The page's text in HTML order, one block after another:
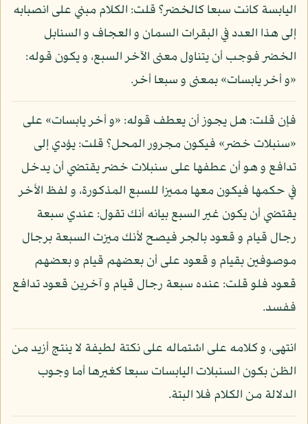
اليابسة كانت سبعا كالخضر؟ قلت: الكلام مبني على انصبابه
إلى هذا العدد في البقرات السمان و العجاف و السنابل
الخضر فوجب أن يتناول معنى الآخر السبع، و يكون قوله:
«و أخر يابسات» بمعنى و سبعا أخر.
فإن قلت: هل يجوز أن يعطف قوله: «و أخر يابسات» على
«سنبلات خضر» فيكون مجرور المحل؟ قلت: يؤدي إلى
تدافع و هو أن عطفها على سنبلات خضر يقتضي أن يدخل
في حكمها فيكون معها مميزا للسبع المذكورة، و لفظ الأخر
يقتضي أن يكون غير السبع بيانه أنك تقول: عندي سبعة
رجال قيام و قعود بالجر فيصح لأنك ميزت السبعة برجال
موصوفين بقيام و قعود على أن بعضهم قيام و بعضهم
قعود فلو قلت: عنده سبعة رجال قيام و آخرين قعود تدافع
ففسد.
انتهى، و كلامه على اشتماله على نكتة لطيفة لا ينتج أزيد من
الظن بكون السنبلات اليابسات سبعا كغيرها أما وجوب
الدلالة من الكلام فلا البتة.